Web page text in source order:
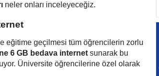
neler onları inceleyeceğiz.
eğitime geçilmesi tüm öğrencilerin zorlu
6 GB bedava internet sunarak bu
Üniversite öğrencilerine özel olarak